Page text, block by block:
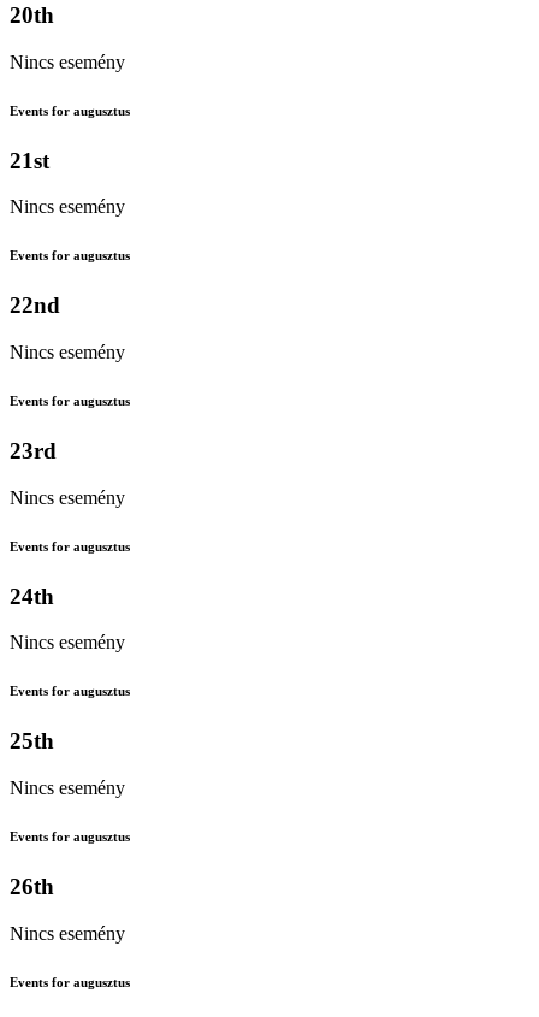
20th
Nincs esemény
Events for augusztus
21st
Nincs esemény
Events for augusztus
22nd
Nincs esemény
Events for augusztus
23rd
Nincs esemény
Events for augusztus
24th
Nincs esemény
Events for augusztus
25th
Nincs esemény
Events for augusztus
26th
Nincs esemény
Events for augusztus